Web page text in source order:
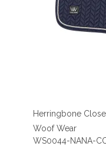
Herringbone
Woof Wear
WS0044-NANA-